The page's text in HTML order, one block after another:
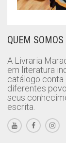
QUEM SOMOS
A Livraria
em literatura
catálogo
diferentes
seus
escrita.